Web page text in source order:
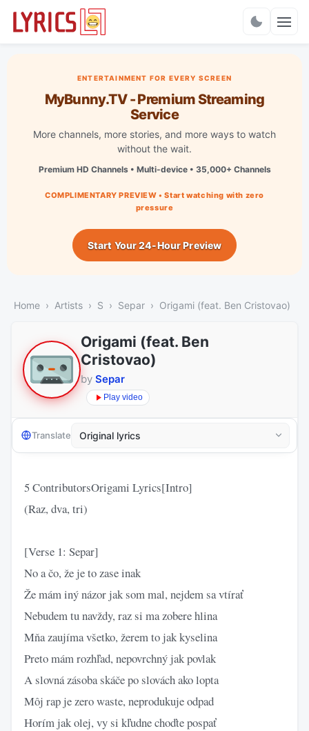
ENTERTAINMENT FOR EVERY SCREEN
MyBunny.TV - Premium Streaming
Service
More channels, more stories, and more ways to watch
without the wait.
Premium HD Channels • Multi-device • 35,000+ Channels
COMPLIMENTARY PREVIEW • Start watching with zero
pressure
Start Your 24-Hour Preview
Home Artists S Separ Origami (feat. Ben Cristovao)
Origami (feat. Ben
Cristovao)
by Separ
Play video
Translate
5 ContributorsOrigami Lyrics[Intro]
(Raz, dva, tri)
[Verse 1: Separ]
No a čo, že je to zase inak
Že mám iný názor jak som mal, nejdem sa vtírať
Nebudem tu navždy, raz si ma zobere hlina
Mňa zaujíma všetko, žerem to jak kyselina
Preto mám rozhľad, nepovrchný jak povlak
A slovná zásoba skáče po slovách ako lopta
Môj rap je zero waste, neprodukuje odpad
Horím jak olej, vy si kľudne choďte pospať